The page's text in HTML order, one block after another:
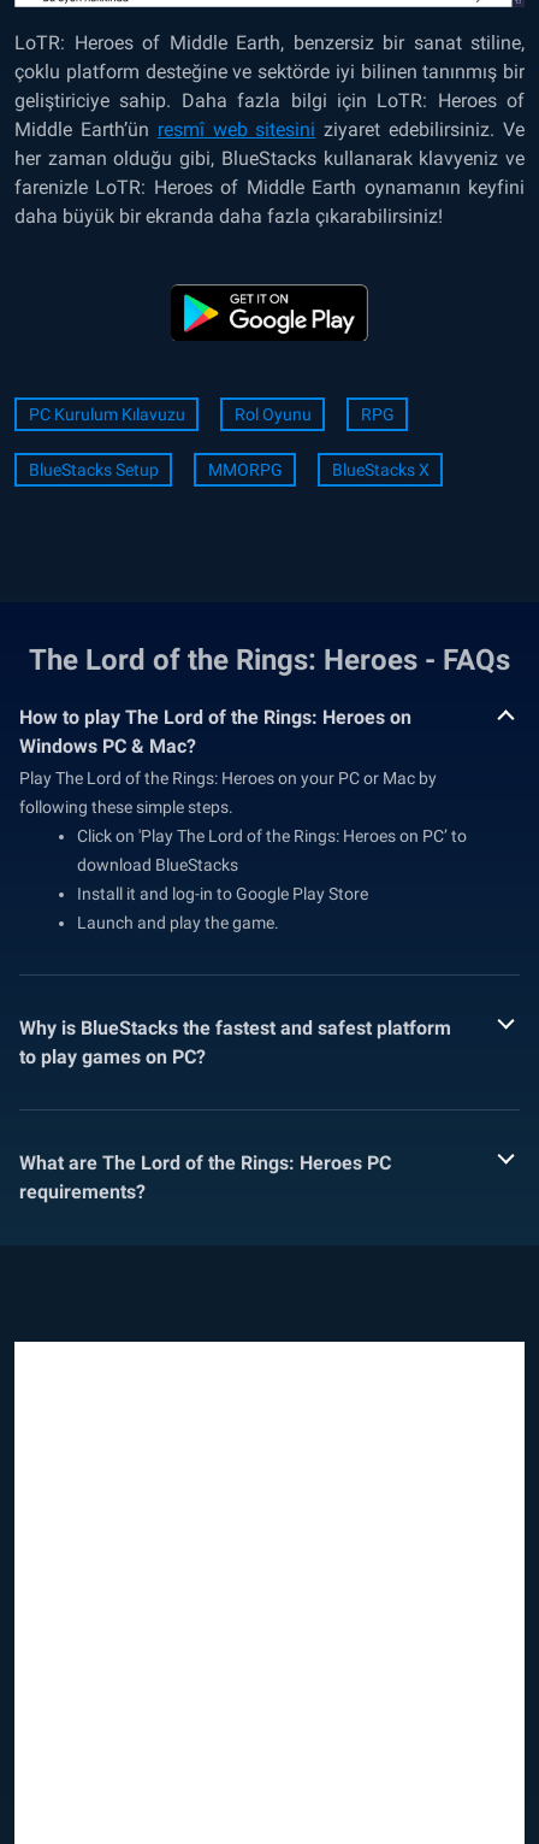
LoTR: Heroes of Middle Earth, benzersiz bir sanat stiline,
çoklu platform desteğine ve sektörde iyi bilinen tanınmış bir
geliştiriciye sahip. Daha fazla bilgi için LoTR: Heroes of
Middle Earth’ün resmî web sitesini ziyaret edebilirsiniz. Ve
her zaman olduğu gibi, BlueStacks kullanarak klavyeniz ve
farenizle LoTR: Heroes of Middle Earth oynamanın keyfini
daha büyük bir ekranda daha fazla çıkarabilirsiniz!
PC Kurulum Kılavuzu Rol Oyunu RPG
BlueStacks Setup MMORPG BlueStacks X
The Lord of the Rings: Heroes - FAQs
How to play The Lord of the Rings: Heroes on
Windows PC & Mac?
Play The Lord of the Rings: Heroes on your PC or Mac by
following these simple steps.
Click on 'Play The Lord of the Rings: Heroes on PC’ to
download BlueStacks
Install it and log-in to Google Play Store
Launch and play the game.
Why is BlueStacks the fastest and safest platform
to play games on PC?
What are The Lord of the Rings: Heroes PC
requirements?